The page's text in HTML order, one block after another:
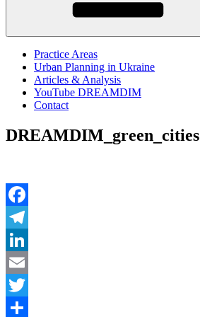
Practice Areas
Urban Planning in Ukraine
Articles & Analysis
YouTube DREAMDIM
Contact
DREAMDIM_green_cities
Facebook
Telegram
LinkedIn
Email
Twitter